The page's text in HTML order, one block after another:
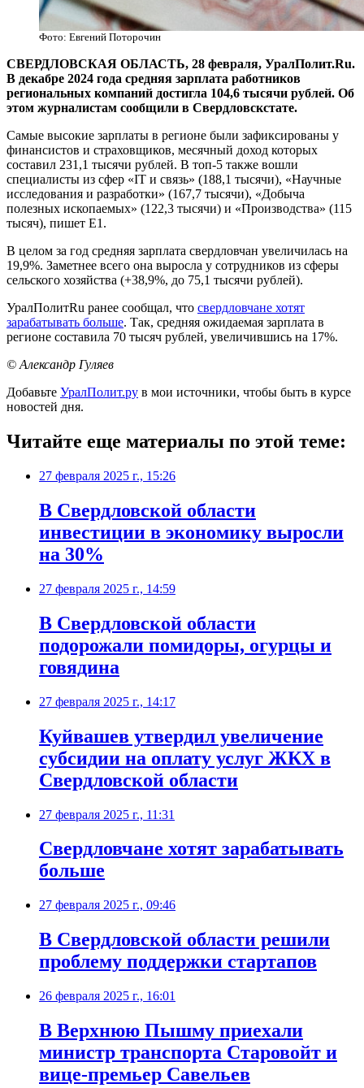
Фото: Евгений Поторочин
СВЕРДЛОВСКАЯ ОБЛАСТЬ, 28 февраля, УралПолит.Ru.
В декабре 2024 года средняя зарплата работников
региональных компаний достигла 104,6 тысячи рублей. Об
этом журналистам сообщили в Свердловскстате.
Самые высокие зарплаты в регионе были зафиксированы у
финансистов и страховщиков, месячный доход которых
составил 231,1 тысячи рублей. В топ-5 также вошли
специалисты из сфер «IT и связь» (188,1 тысячи), «Научные
исследования и разработки» (167,7 тысячи), «Добыча
полезных ископаемых» (122,3 тысячи) и «Производства» (115
тысяч), пишет Е1.
В целом за год средняя зарплата свердловчан увеличилась на
19,9%. Заметнее всего она выросла у сотрудников из сферы
сельского хозяйства (+38,9%, до 75,1 тысячи рублей).
УралПолитRu ранее сообщал, что свердловчане хотят
зарабатывать больше. Так, средняя ожидаемая зарплата в
регионе составила 70 тысяч рублей, увеличившись на 17%.
© Александр Гуляев
Добавьте УралПолит.ру в мои источники, чтобы быть в курсе
новостей дня.
Читайте еще материалы по этой теме:
27 февраля 2025 г., 15:26
В Свердловской области
инвестиции в экономику выросли
на 30%
27 февраля 2025 г., 14:59
В Свердловской области
подорожали помидоры, огурцы и
говядина
27 февраля 2025 г., 14:17
Куйвашев утвердил увеличение
субсидии на оплату услуг ЖКХ в
Свердловской области
27 февраля 2025 г., 11:31
Свердловчане хотят зарабатывать
больше
27 февраля 2025 г., 09:46
В Свердловской области решили
проблему поддержки стартапов
26 февраля 2025 г., 16:01
В Верхнюю Пышму приехали
министр транспорта Старовойт и
вице-премьер Савельев